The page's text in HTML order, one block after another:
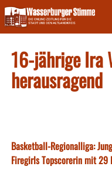
Skip
to
content
16-jährige Ira
herausragend
Basketball-Regionalliga:
Firegirls Topscorerin mit 29